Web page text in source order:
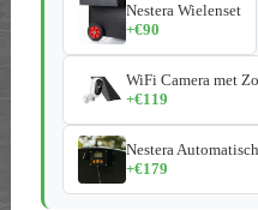
Nestera Wielenset
+€90
WiFi Camera met
+€119
Nestera
+€179